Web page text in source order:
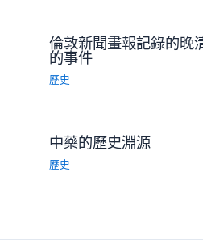
倫敦新聞畫報記錄的晚
的事件
歷史
中藥的歷史淵源
歷史